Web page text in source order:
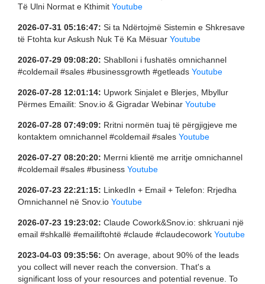
Të Ulni Normat e Kthimit Youtube
2026-07-31 05:16:47: Si ta Ndërtojmë Sistemin e Shkresave
të Ftohta kur Askush Nuk Të Ka Mësuar Youtube
2026-07-29 09:08:20: Shablloni i fushatës omnichannel
#coldemail #sales #businessgrowth #getleads Youtube
2026-07-28 12:01:14: Upwork Sinjalet e Blerjes, Mbyllur
Përmes Emailit: Snov.io & Gigradar Webinar Youtube
2026-07-28 07:49:09: Rritni normën tuaj të përgjigjeve me
kontaktem omnichannel #coldemail #sales Youtube
2026-07-27 08:20:20: Merrni klientë me arritje omnichannel
#coldemail #sales #business Youtube
2026-07-23 22:21:15: LinkedIn + Email + Telefon: Rrjedha
Omnichannel në Snov.io Youtube
2026-07-23 19:23:02: Claude Cowork&Snov.io: shkruani një
email #shkallë #emailiftohtë #claude #claudecowork Youtube
2023-04-03 09:35:56: On average, about 90% of the leads
you collect will never reach the conversion. That's a
significant loss of your resources and potential revenue. To